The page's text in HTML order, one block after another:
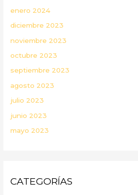
enero 2024
diciembre 2023
noviembre 2023
octubre 2023
septiembre 2023
agosto 2023
julio 2023
junio 2023
mayo 2023
CATEGORÍAS